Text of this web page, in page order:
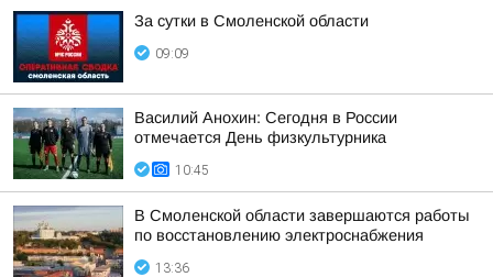
За сутки в Смоленской области
09:09
Василий Анохин: Сегодня в России
отмечается День физкультурника
10:45
В Смоленской области завершаются работы
по восстановлению электроснабжения
13:36